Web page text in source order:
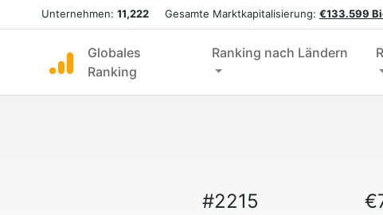
Unternehmen: 11,222 Gesamte Marktkapitalisierung: €133.599
Globales
Ranking
Ranking nach Ländern
#2215